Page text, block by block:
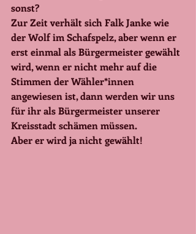
sonst?
Zur Zeit verhält sich Falk Janke wie
der Wolf im Schafspelz, aber wenn er
erst einmal als Bürgermeister gewählt
wird, wenn er nicht mehr auf die
Stimmen der Wähler*innen
angewiesen ist, dann werden wir uns
für ihr als Bürgermeister unserer
Kreisstadt schämen müssen.
Aber er wird ja nicht gewählt!